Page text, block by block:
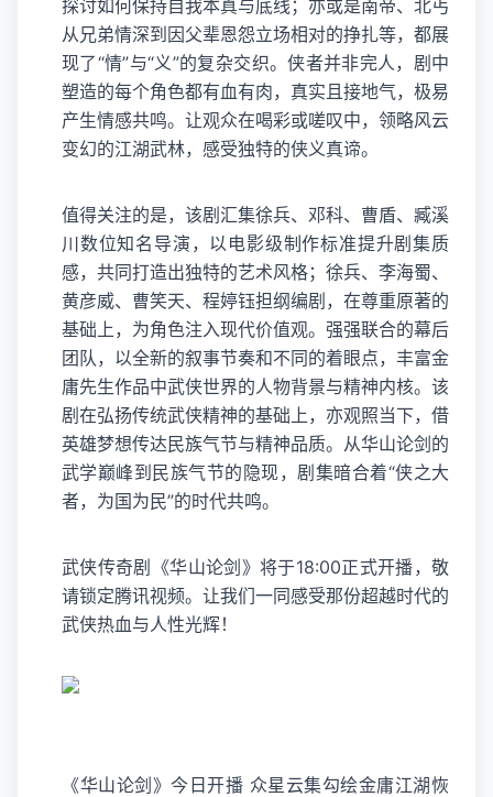
探讨如何保持自我本真与底线；亦或是南帝、北丐
从兄弟情深到因父辈恩怨立场相对的挣扎等，都展
现了“情”与“义”的复杂交织。侠者并非完人，剧中
塑造的每个角色都有血有肉，真实且接地气，极易
产生情感共鸣。让观众在喝彩或嗟叹中，领略风云
变幻的江湖武林，感受独特的侠义真谛。
值得关注的是，该剧汇集徐兵、邓科、曹盾、臧溪
川数位知名导演，以电影级制作标准提升剧集质
感，共同打造出独特的艺术风格；徐兵、李海蜀、
黄彦威、曹笑天、程婷钰担纲编剧，在尊重原著的
基础上，为角色注入现代价值观。强强联合的幕后
团队，以全新的叙事节奏和不同的着眼点，丰富金
庸先生作品中武侠世界的人物背景与精神内核。该
剧在弘扬传统武侠精神的基础上，亦观照当下，借
英雄梦想传达民族气节与精神品质。从华山论剑的
武学巅峰到民族气节的隐现，剧集暗合着“侠之大
者，为国为民”的时代共鸣。
武侠传奇剧《华山论剑》将于18:00正式开播，敬
请锁定腾讯视频。让我们一同感受那份超越时代的
武侠热血与人性光辉！
《华山论剑》今日开播 众星云集勾绘金庸江湖恢